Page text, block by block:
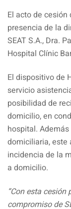
El acto de
presencia de la
SEAT S.A., Dra.
Hospital Clínic
El dispositivo de
servicio
posibilidad de
domicilio, en
hospital.
domiciliaria, este
incidencia de la
a domicilio.
“Con esta
compromiso de